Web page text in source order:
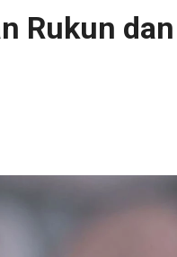
Rukun